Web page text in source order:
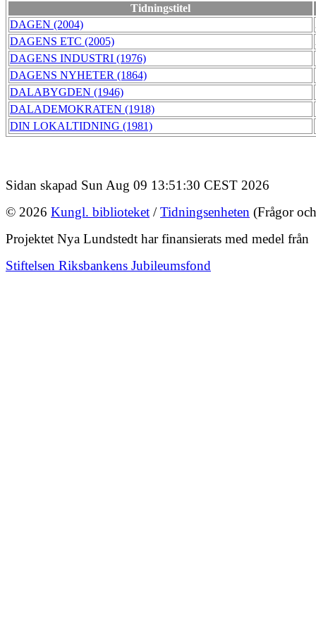
Tidningstitel
DAGEN (2004)
DAGENS ETC (2005)
DAGENS INDUSTRI (1976)
DAGENS NYHETER (1864)
DALABYGDEN (1946)
DALADEMOKRATEN (1918)
DIN LOKALTIDNING (1981)
Sidan skapad Sun Aug 09 13:51:30 CEST 2026
© 2026 Kungl. biblioteket /Tidningsenheten (Frågor
Projektet Nya Lundstedt har finansierats med medel från
Stiftelsen Riksbankens Jubileumsfond